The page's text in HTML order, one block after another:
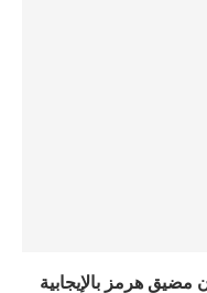
مضيق هرمز بالإيجابية